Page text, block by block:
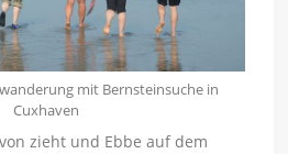
mit Bernsteinsuche in
Cuxhaven
zieht und Ebbe auf dem